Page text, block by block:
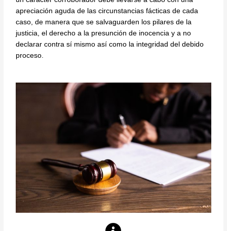
apreciación aguda de las circunstancias fácticas de cada
caso, de manera que se salvaguarden los pilares de la
justicia, el derecho a la presunción de inocencia y a no
declarar contra sí mismo así como la integridad del debido
proceso.